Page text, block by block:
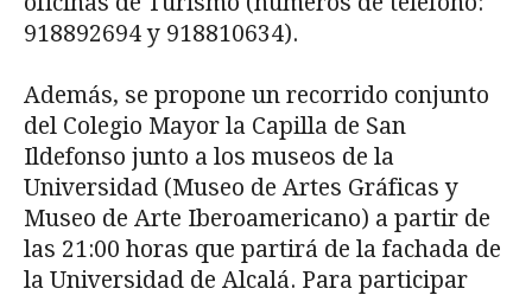
918892694 y 918810634).
Además, se propone un recorrido conjunto
del Colegio Mayor la Capilla de San
Ildefonso junto a los museos de la
Universidad (Museo de Artes Gráficas y
Museo de Arte Iberoamericano) a partir de
las 21:00 horas que partirá de la fachada de
la Universidad de Alcalá. Para participar